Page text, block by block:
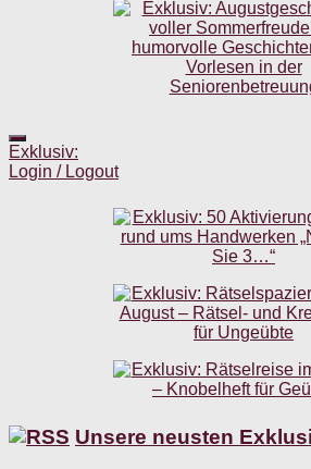
Exklusiv:
Login / Logout
Unsere neusten